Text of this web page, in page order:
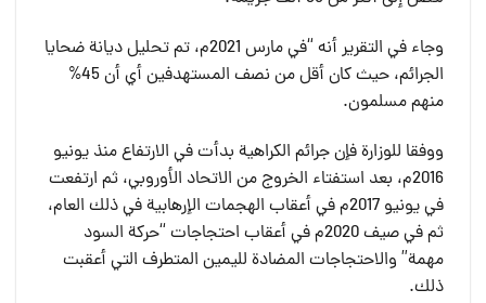
وجاء في التقرير أنه “في مارس 2021م، تم تحليل ديانة ضحايا
الجرائم، حيث كان أقل من نصف المستهدفين أي أن 45%
منهم مسلمون.
ووفقا للوزارة فإن جرائم الكراهية بدأت في الارتفاع منذ يونيو
2016م، بعد استفتاء الخروج من الاتحاد الأوروبي، ثم ارتفعت
في يونيو 2017م في أعقاب الهجمات الإرهابية في ذلك العام،
ثم في صيف 2020م في أعقاب احتجاجات “حركة السود
مهمة” والاحتجاجات المضادة لليمين المتطرف التي أعقبت
ذلك.